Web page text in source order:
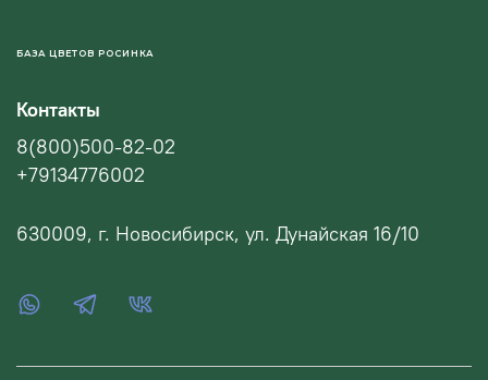
БАЗА ЦВЕТОВ РОСИНКА
Контакты
8(800)500-82-02
+79134776002
630009, г. Новосибирск, ул. Дунайская 16/10